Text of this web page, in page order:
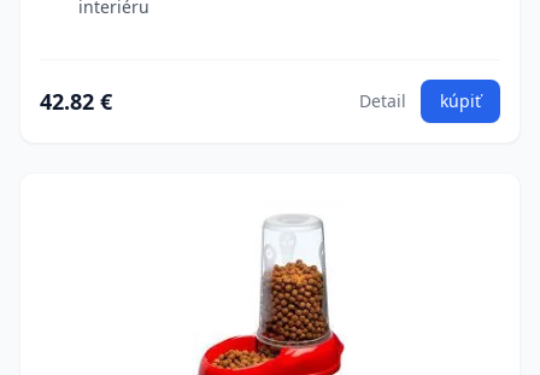
interiéru
42.82 € Detail kúpiť